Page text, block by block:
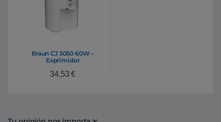
Braun CJ 3050 60W –
Exprimidor
34,53€